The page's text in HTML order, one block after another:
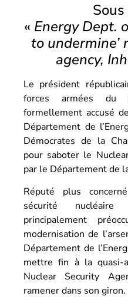
« Energy Dept.
to undermine’
agency,
Le président
forces armées du
formellement accusé
Département de
Démocrates de la
pour saboter le
par le Département de
Réputé plus
sécurité
principalement
modernisation de
Département de
mettre fin à la quasi-
Nuclear Security
ramener dans son giron.